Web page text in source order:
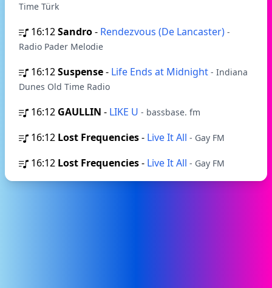
Time Türk
16:12Sandro- Rendezvous (De Lancaster) -
Radio Pader Melodie
16:12Suspense- Life Ends at Midnight - Indiana
Dunes Old Time Radio
16:12 GAULLIN - LIKE U - bassbase. fm
16:12 Lost Frequencies- Live It All - Gay FM
16:12 Lost Frequencies- Live It All - Gay FM